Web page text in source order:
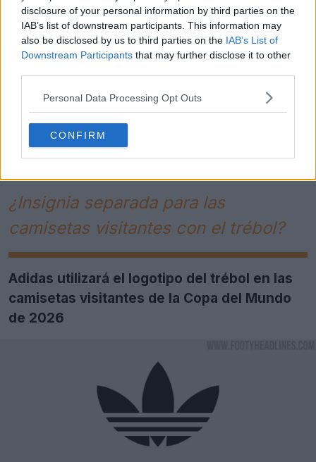
disclosure of your personal information by third parties on the
IAB’s list of downstream participants. This information may
also be disclosed by us to third parties on the IAB’s List of
Downstream Participants that may further disclose it to other
Personal Data Processing Opt Outs
CONFIRM
¿Insignia separada para las
camisetas visitantes con el trébol?
Adidas utilizará el logotipo del trébol en las
camisetas visitantes de la Copa del Mundo
de 2026